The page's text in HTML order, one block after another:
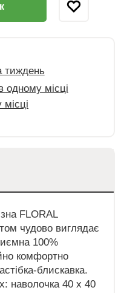
тиждень
місці
FLORAL
чудово виглядає
100%
комфортно
блискавка.
наволочка 40 х 40